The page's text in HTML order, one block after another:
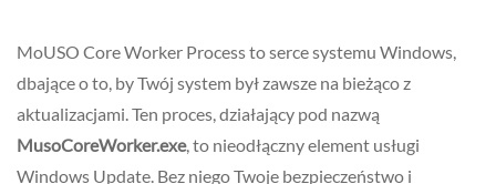
MoUSO Core Worker Process to serce systemu Windows,
dbające o to, by Twój system był zawsze na bieżąco z
aktualizacjami. Ten proces, działający pod nazwą
MusoCoreWorker.exe, to nieodłączny element usługi
Windows Update. Bez niego Twoje bezpieczeństwo i